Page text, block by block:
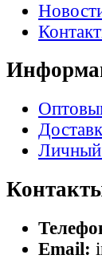
Личный
Email: